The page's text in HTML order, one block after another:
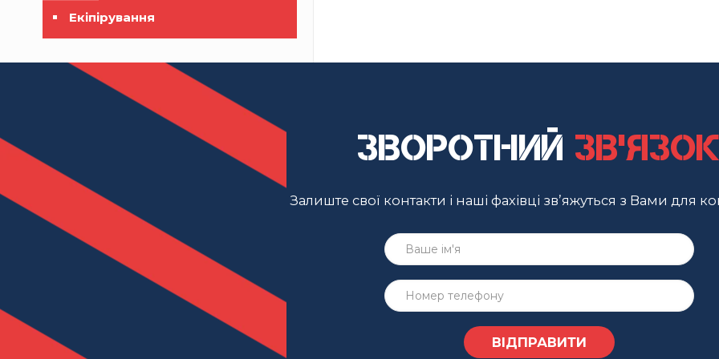
Екіпірування
Зворотний зв'язок
Залиште свої контакти і наші фахівці зв’яжуться з Вами для